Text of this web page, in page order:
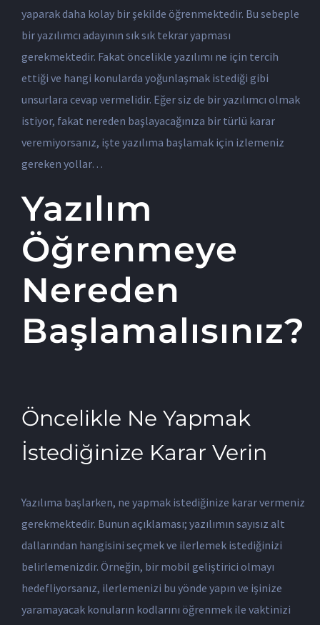
yaparak daha kolay bir şekilde öğrenmektedir. Bu sebeple
bir yazılımcı adayının sık sık tekrar yapması
gerekmektedir. Fakat öncelikle yazılımı ne için tercih
ettiği ve hangi konularda yoğunlaşmak istediği gibi
unsurlara cevap vermelidir. Eğer siz de bir yazılımcı olmak
istiyor, fakat nereden başlayacağınıza bir türlü karar
veremiyorsanız, işte yazılıma başlamak için izlemeniz
gereken yollar…
Yazılım
Öğrenmeye
Nereden
Başlamalısınız?
Öncelikle Ne Yapmak
İstediğinize Karar Verin
Yazılıma başlarken, ne yapmak istediğinize karar vermeniz
gerekmektedir. Bunun açıklaması; yazılımın sayısız alt
dallarından hangisini seçmek ve ilerlemek istediğinizi
belirlemenizdir. Örneğin, bir mobil geliştirici olmayı
hedefliyorsanız, ilerlemenizi bu yönde yapın ve işinize
yaramayacak konuların kodlarını öğrenmek ile vaktinizi